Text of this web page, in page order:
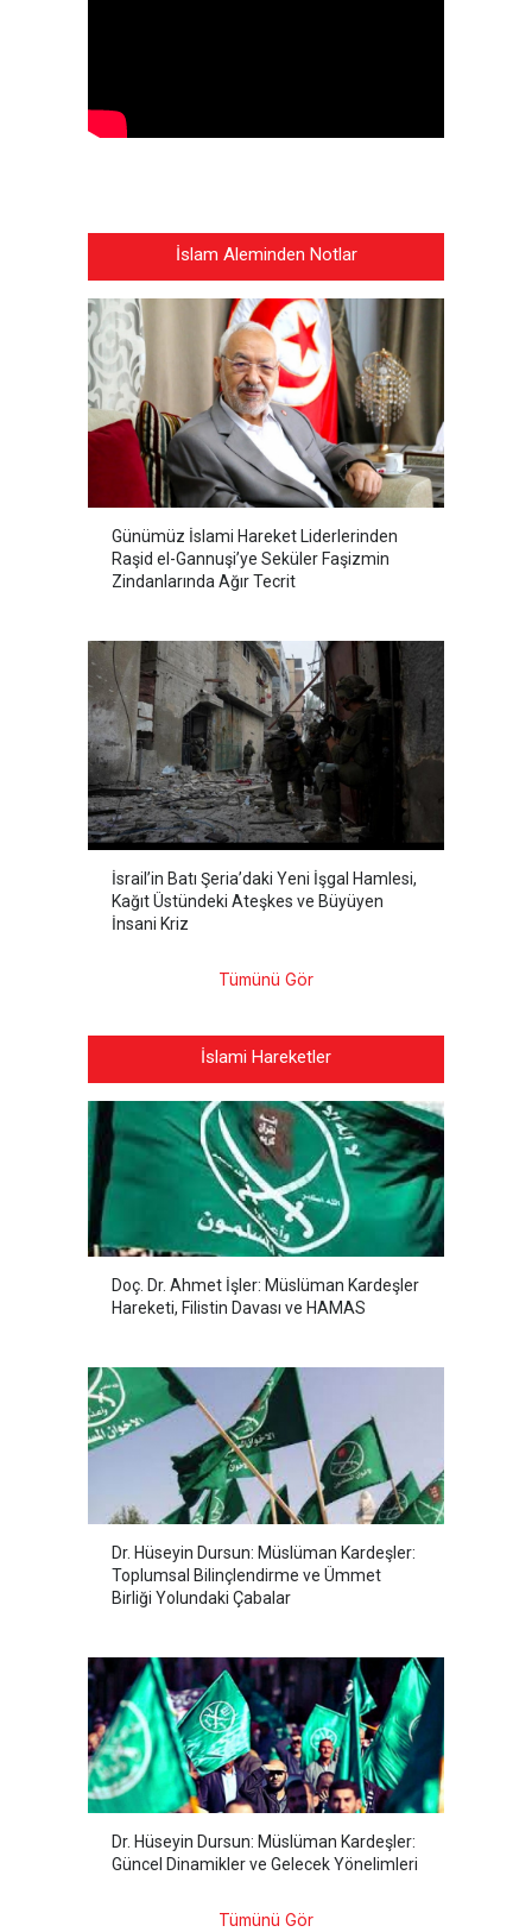
İslam Aleminden Notlar
Günümüz İslami Hareket Liderlerinden
Raşid el-Gannuşi’ye Seküler Faşizmin
Zindanlarında Ağır Tecrit
İsrail’in Batı Şeria’daki Yeni İşgal Hamlesi,
Kağıt Üstündeki Ateşkes ve Büyüyen
İnsani Kriz
Tümünü Gör
İslami Hareketler
Doç. Dr. Ahmet İşler: Müslüman Kardeşler
Hareketi, Filistin Davası ve HAMAS
Dr. Hüseyin Dursun: Müslüman Kardeşler:
Toplumsal Bilinçlendirme ve Ümmet
Birliği Yolundaki Çabalar
Dr. Hüseyin Dursun: Müslüman Kardeşler:
Güncel Dinamikler ve Gelecek Yönelimleri
Tümünü Gör